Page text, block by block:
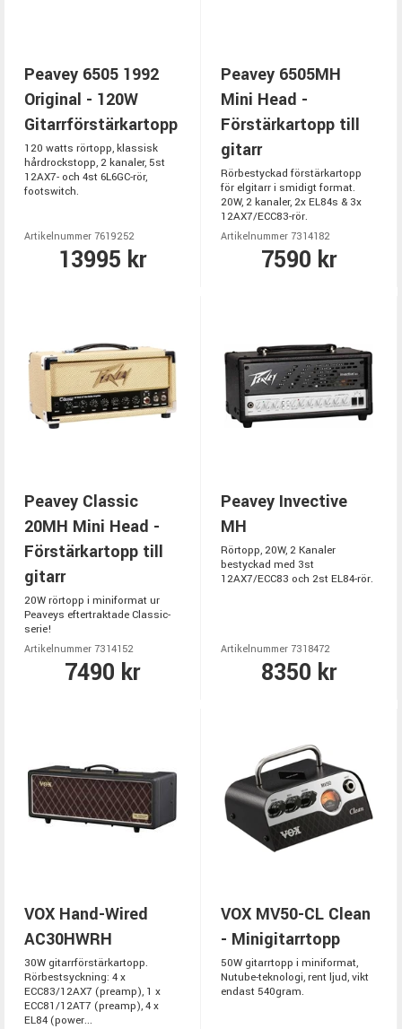
Peavey 6505 1992
Original - 120W
Gitarrförstärkartopp
120 watts rörtopp, klassisk
hårdrockstopp, 2 kanaler, 5st
12AX7- och 4st 6L6GC-rör,
footswitch.
Artikelnummer 7619252
13995 kr
Peavey 6505MH
Mini Head -
Förstärkartopp till
gitarr
Rörbestyckad förstärkartopp
för elgitarr i smidigt format.
20W, 2 kanaler, 2x EL84s & 3x
12AX7/ECC83-rör.
Artikelnummer 7314182
7590 kr
Peavey Classic
20MH Mini Head -
Förstärkartopp till
gitarr
20W rörtopp i miniformat ur
Peaveys eftertraktade Classic-
serie!
Artikelnummer 7314152
7490 kr
Peavey Invective
MH
Rörtopp, 20W, 2 Kanaler
bestyckad med 3st
12AX7/ECC83 och 2st EL84-rör.
Artikelnummer 7318472
8350 kr
VOX Hand-Wired
AC30HWRH
30W gitarrförstärkartopp.
Rörbestsyckning: 4 x
ECC83/12AX7 (preamp), 1 x
ECC81/12AT7 (preamp), 4 x
EL84 (power...
VOX MV50-CL Clean
- Minigitarrtopp
50W gitarrtopp i miniformat,
Nutube-teknologi, rent ljud, vikt
endast 540gram.